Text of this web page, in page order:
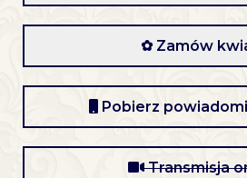
✿ Zamów
Pobierz
Transmisja